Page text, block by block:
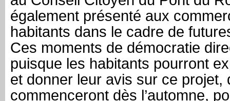
également présenté aux
habitants dans le cadre de
Ces moments de démocratie
puisque les habitants pourront
et donner leur avis sur ce projet,
commenceront dès l’automne,